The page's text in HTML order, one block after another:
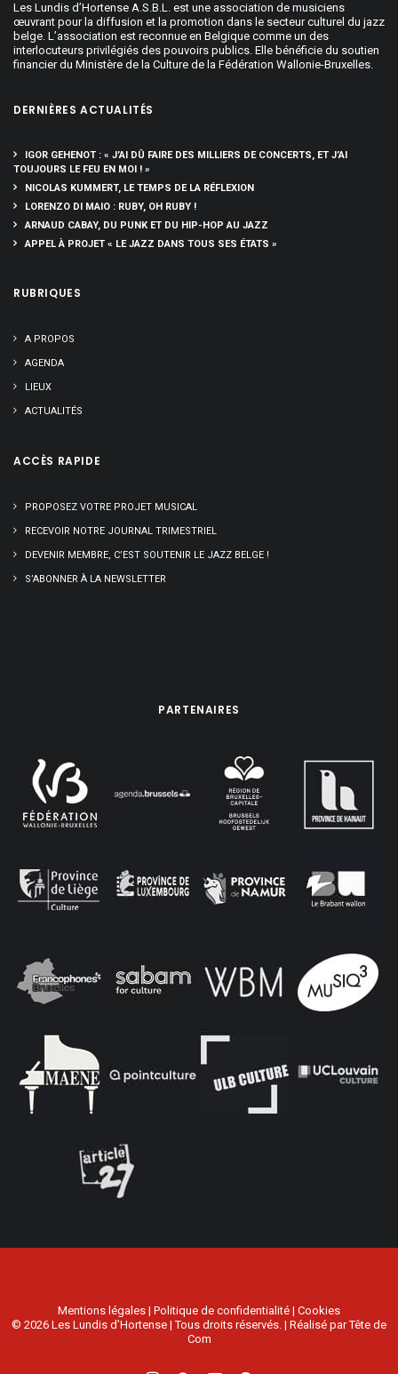
Les Lundis d’Hortense A.S.B.L. est une association de musiciens
œuvrant pour la diffusion et la promotion dans le secteur culturel du jazz
belge. L’association est reconnue en Belgique comme un des
interlocuteurs privilégiés des pouvoirs publics. Elle bénéficie du soutien
financier du Ministère de la Culture de la Fédération Wallonie-Bruxelles.
DERNIÈRES ACTUALITÉS
IGOR GEHENOT : « J’AI DÛ FAIRE DES MILLIERS DE CONCERTS, ET J’AI
TOUJOURS LE FEU EN MOI ! »
NICOLAS KUMMERT, LE TEMPS DE LA RÉFLEXION
LORENZO DI MAIO : RUBY, OH RUBY !
ARNAUD CABAY, DU PUNK ET DU HIP-HOP AU JAZZ
APPEL À PROJET « LE JAZZ DANS TOUS SES ÉTATS »
RUBRIQUES
A PROPOS
AGENDA
LIEUX
ACTUALITÉS
ACCÈS RAPIDE
PROPOSEZ VOTRE PROJET MUSICAL
RECEVOIR NOTRE JOURNAL TRIMESTRIEL
DEVENIR MEMBRE, C’EST SOUTENIR LE JAZZ BELGE !
S’ABONNER À LA NEWSLETTER
PARTENAIRES
Mentions légales | Politique de confidentialité | Cookies
© 2026 Les Lundis d’Hortense | Tous droits réservés. | Réalisé parTête de
Com